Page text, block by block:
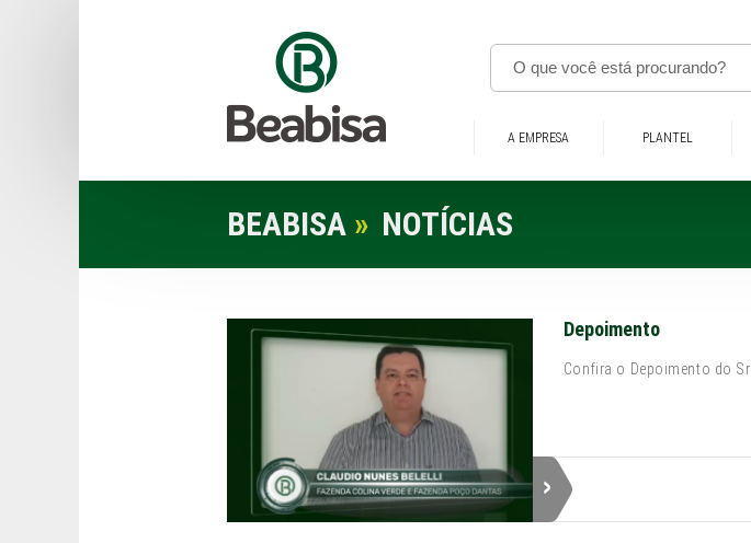
A EMPRESA PLANTEL
BEABISA » NOTÍCIAS
Depoimento
Confira o Depoimento do